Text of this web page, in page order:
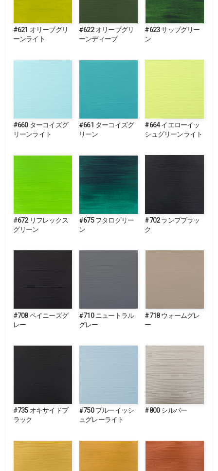
#621 オリーブグリ
ーンライト
#622 オリーブグリ
ーンディープ
#623 サップグリー
ン
#660 ターコイズグ
リーンライト
#661 ターコイズグ
リーン
#664 イエローイッ
シュグリーンライト
#672 リフレックス
グリーン
#675 フタログリー
ン
#702 ランプブラッ
ク
#708 ペイニーズグ
レー
#710 ニュートラル
グレー
#718 ウォームグレ
ー
#735 オキサイドブ
ラック
#750 ブルーイッシ
ュグレーライト
#800 シルバー